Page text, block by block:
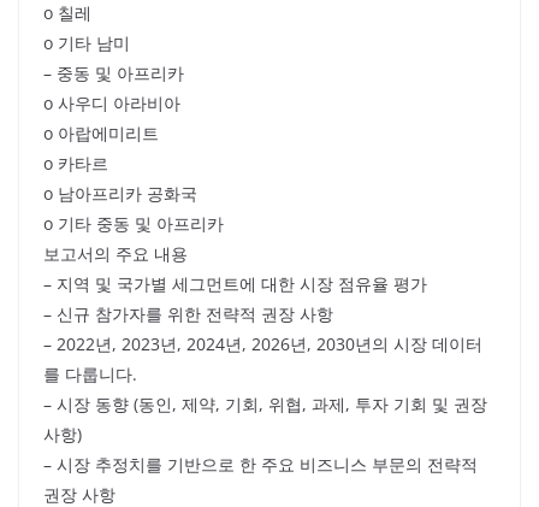
o 칠레
o 기타 남미
– 중동 및 아프리카
o 사우디 아라비아
o 아랍에미리트
o 카타르
o 남아프리카 공화국
o 기타 중동 및 아프리카
보고서의 주요 내용
– 지역 및 국가별 세그먼트에 대한 시장 점유율 평가
– 신규 참가자를 위한 전략적 권장 사항
– 2022년, 2023년, 2024년, 2026년, 2030년의 시장 데이터
를 다룹니다.
– 시장 동향 (동인, 제약, 기회, 위협, 과제, 투자 기회 및 권장
사항)
– 시장 추정치를 기반으로 한 주요 비즈니스 부문의 전략적
권장 사항